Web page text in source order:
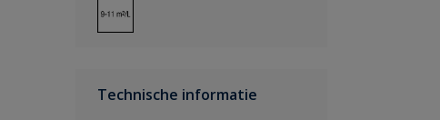
Technische informatie